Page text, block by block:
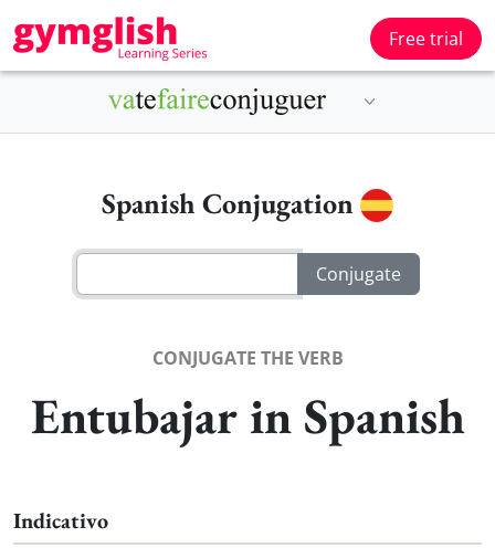
Free trial
Spanish Conjugation
CONJUGATE THE VERB
Entubajar in Spanish
Indicativo